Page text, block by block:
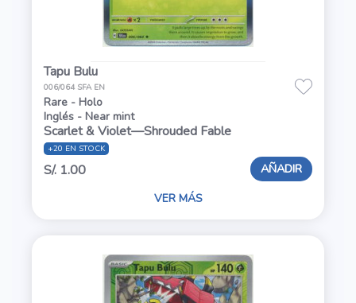
Tapu Bulu
006/064 SFA EN
Rare - Holo
Inglés - Near mint
Scarlet & Violet—Shrouded Fable
+20 EN STOCK
S/. 1.00 AÑADIR
VER MÁS